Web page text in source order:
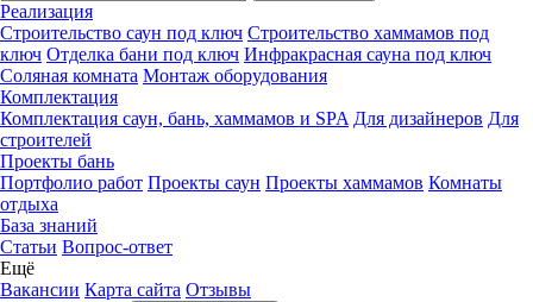
Реализация
Строительство саун под ключ Строительство хаммамов под
ключ Отделка бани под ключ Инфракрасная сауна под ключ
Соляная комната Монтаж оборудования
Комплектация
Комплектация саун, бань, хаммамов и SPA Для дизайнеров Для
строителей
Проекты бань
Портфолио работ Проекты саун Проекты хаммамов Комнаты
отдыха
База знаний
Статьи Вопрос-ответ
Ещё
Вакансии Карта сайта Отзывы